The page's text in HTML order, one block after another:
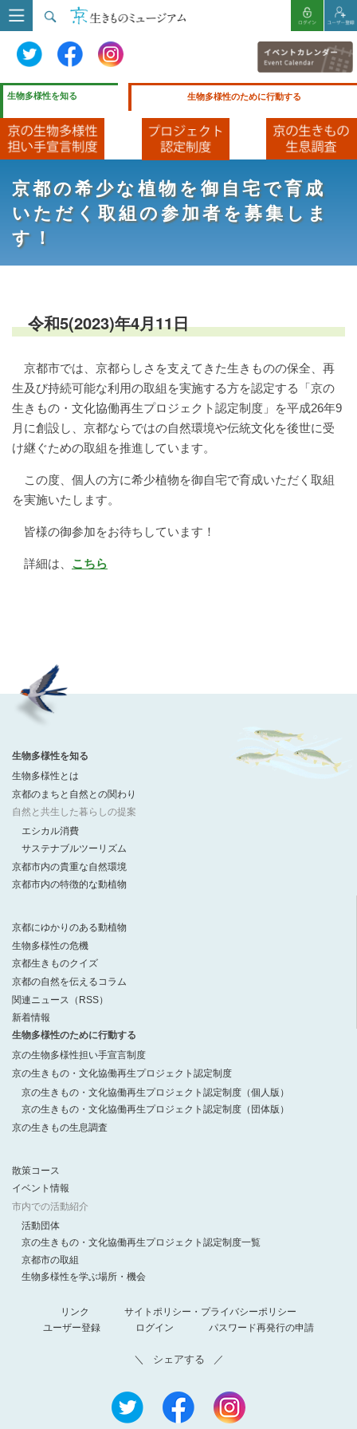
生物多様性を知る 生物多様性のために行動する
京都の希少な植物を御自宅で育成
いただく取組の参加者を募集しま
す！
令和5(2023)年4月11日
京都市では、京都らしさを支えてきた生きものの保全、再
生及び持続可能な利用の取組を実施する方を認定する
「京の
生きもの・文化協働再生プロジェクト認定制度」を平成26年9
月に創設し、京都ならではの自然環境や伝統文化を後世に受
け継ぐための取組を推進しています。
この度、個人の方に希少植物を御自宅で育成いただく取組
を実施いたします。
皆様の御参加をお待ちしています！
詳細は、 こちら
生物多様性を知る
生物多様性とは
京都のまちと自然との関わり
自然と共生した暮らしの提案
エシカル消費
サステナブルツーリズム
京都市内の貴重な自然環境
京都市内の特徴的な動植物
京都にゆかりのある動植物
生物多様性の危機
京都生きものクイズ
京都の自然を伝えるコラム
関連ニュース（RSS）
新着情報
生物多様性のために行動する
京の生物多様性担い手宣言制度
京の生きもの・文化協働再生プロジェクト認定制度
京の生きもの・文化協働再生プロジェクト認定制度（個人版）
京の生きもの・文化協働再生プロジェクト認定制度（団体版）
京の生きもの生息調査
散策コース
イベント情報
市内での活動紹介
活動団体
京の生きもの・文化協働再生プロジェクト認定制度一覧
京都市の取組
生物多様性を学ぶ場所・機会
リンク
サイトポリシー・プライバシーポリシー
ユーザー登録
ログイン パスワード再発行の申請
シェアする